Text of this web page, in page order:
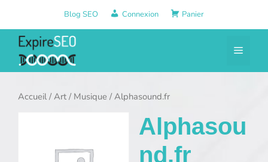
contenu
Blog SEO Connexion Panier
Menu
Accueil/Art / Musique / Alphasound.fr
Alphasou
nd.fr